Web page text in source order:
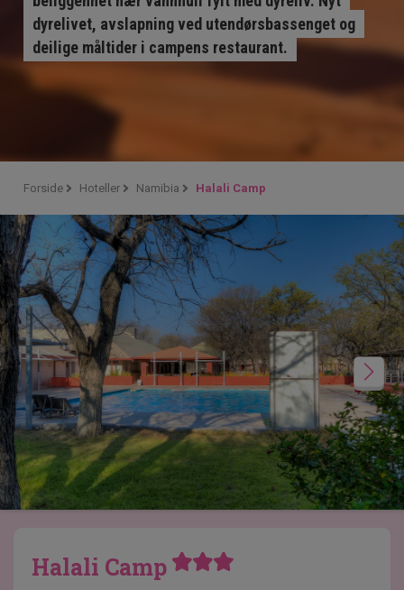
dyrelivet, avslapning ved utendørsbassenget og
deilige måltider i campens restaurant.
Forside Hoteller Namibia Halali Camp
Halali Camp